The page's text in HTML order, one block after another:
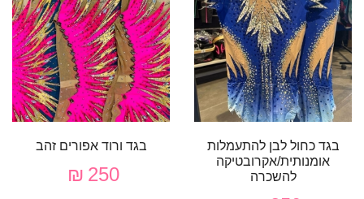
בגד כחול לבן להתעמלות
אומנותית/אקרובטיקה
להשכרה
בגד ורוד אפורים זהב
250 ₪